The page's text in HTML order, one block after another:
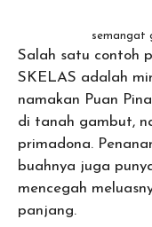
semangat
Salah satu contoh
SKELAS adalah
namakan Puan
di tanah gambut,
primadona.
buahnya juga
mencegah
panjang.